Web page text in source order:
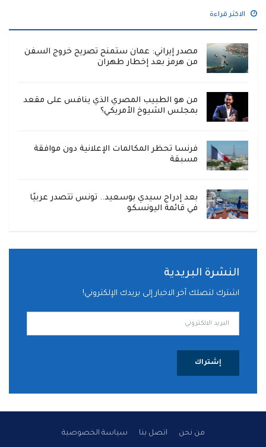
الاكثر قراءة
مصدر إيراني: عمان ستمنح تصريح خروج السفن
من هرمز بعد إخطار طهران
من هو الطبيب المصري الذي ينافس على مقعد
بمجلس الشيوخ الأمريكي؟
فرنسا تحظر المكالمات الإعلانية دون موافقة
مسبقة
بعد إدراج سيدي بوسعيد.. تونس تتصدر عربيًا
في قائمة اليونسكو
النشرة البريدية
اشترك لتصلك آخر الاخبار إلى بريدك الإلكتروني!
إشتراك
من نحن اتصل بنا سياسة الخصوصية